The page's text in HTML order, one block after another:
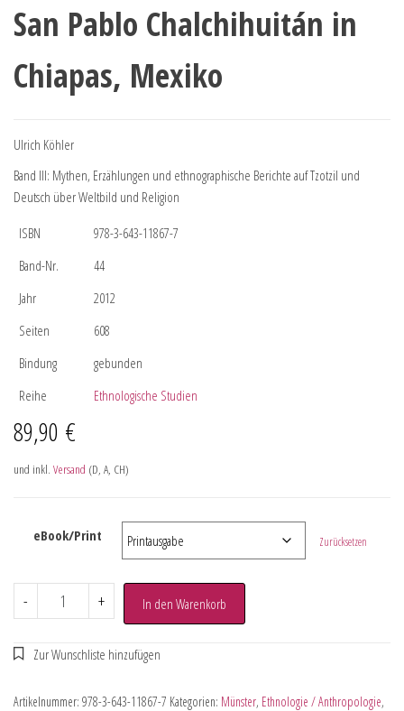
San Pablo Chalchihuitán in
Chiapas, Mexiko
Ulrich Köhler
Band III: Mythen, Erzählungen und ethnographische Berichte auf Tzotzil und
Deutsch über Weltbild und Religion
ISBN
978-3-643-11867-7
Band-Nr.
44
Jahr
2012
Seiten
608
Bindung
gebunden
Reihe
Ethnologische Studien
89,90 €
und inkl. Versand (D, A, CH)
eBook/Print Zurücksetzen
- + In den Warenkorb
Artikelnummer: 978-3-643-11867-7 Kategorien: Münster, Ethnologie / Anthropologie,